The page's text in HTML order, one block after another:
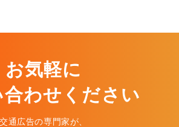
お気軽に
合わせください
交通広告の専門家が、